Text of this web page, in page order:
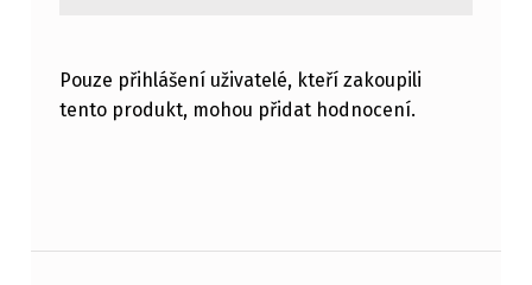
Pouze přihlášení uživatelé, kteří zakoupili
tento produkt, mohou přidat hodnocení.